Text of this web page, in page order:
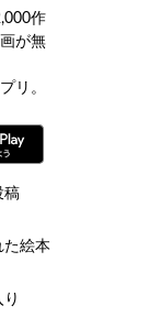
作
が無
リ。
稿
た絵本